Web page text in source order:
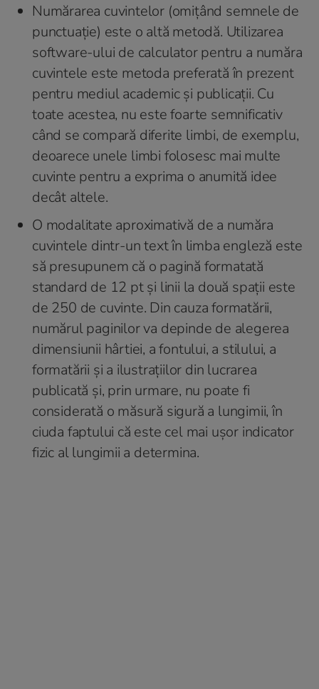
Numărarea cuvintelor (omițând semnele de
punctuație) este o altă metodă. Utilizarea
software-ului de calculator pentru a număra
cuvintele este metoda preferată în prezent
pentru mediul academic și publicații. Cu
toate acestea, nu este foarte semnificativ
când se compară diferite limbi, de exemplu,
deoarece unele limbi folosesc mai multe
cuvinte pentru a exprima o anumită idee
decât altele.
O modalitate aproximativă de a număra
cuvintele dintr-un text în limba engleză este
să presupunem că o pagină formatată
standard de 12 pt și linii la două spații este
de 250 de cuvinte. Din cauza formatării,
numărul paginilor va depinde de alegerea
dimensiunii hârtiei, a fontului, a stilului, a
formatării și a ilustrațiilor din lucrarea
publicată și, prin urmare, nu poate fi
considerată o măsură sigură a lungimii, în
ciuda faptului că este cel mai ușor indicator
fizic al lungimii a determina.